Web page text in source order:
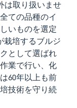
は取り扱いませ
ての品種のイ
いものを選定
栽培するブルジ
として選ばれ
業で行い、化
60年以上も前
技術を守り続